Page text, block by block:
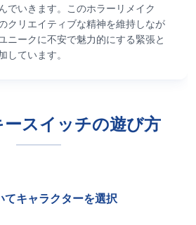
でいきます。このホラーリメイク
クリエイティブな精神を維持しなが
ニークに不安で魅力的にする緊張と
しています。
スイッチの遊び方
てキャラクターを選択